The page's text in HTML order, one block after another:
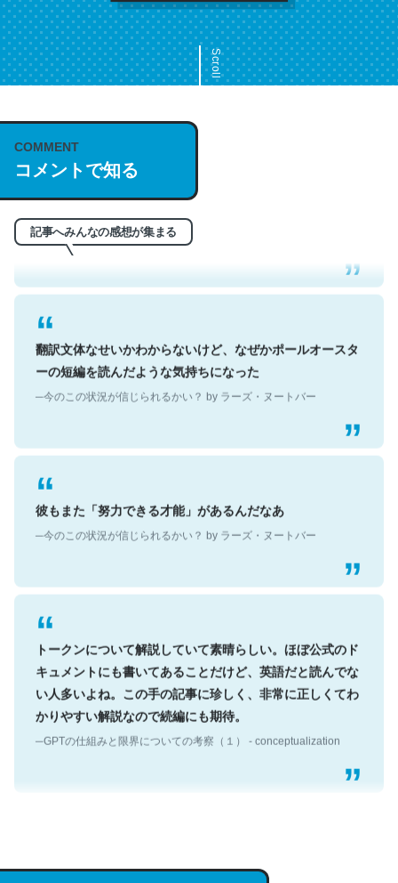
Scroll
COMMENT
コメントで知る
記事へみんなの感想が集まる
これは名文。彼はとてもクレバーなんだろうなと凄く思
う。英語少しでも読める人は原文もお勧め。自分はこの流
れ好き。Let’s Fucking Go. Then Covid hit. Shit.
─今のこの状況が信じられるかい？ by ラーズ・ヌートバー
翻訳文体なせいかわからないけど、なぜかポールオースタ
ーの短編を読んだような気持ちになった
─今のこの状況が信じられるかい？ by ラーズ・ヌートバー
彼もまた「努力できる才能」があるんだなあ
─今のこの状況が信じられるかい？ by ラーズ・ヌートバー
トークンについて解説していて素晴らしい。ほぼ公式のド
キュメントにも書いてあることだけど、英語だと読んでな
い人多いよね。この手の記事に珍しく、非常に正しくてわ
かりやすい解説なので続編にも期待。
─GPTの仕組みと限界についての考察（１） - conceptualization
説してる記事が少ないので貴重な良記事。/続編来た